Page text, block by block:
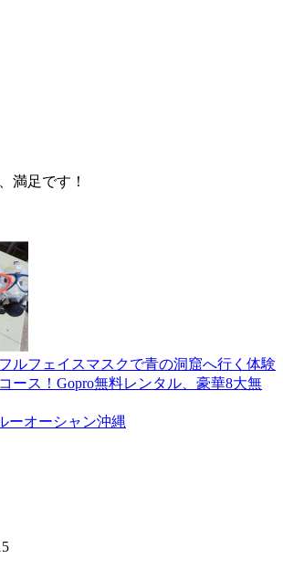
満足です！
ルフェイスマスクで青の洞窟へ行く体験
ース！Gopro無料レンタル、豪華8大無
ーオーシャン沖縄